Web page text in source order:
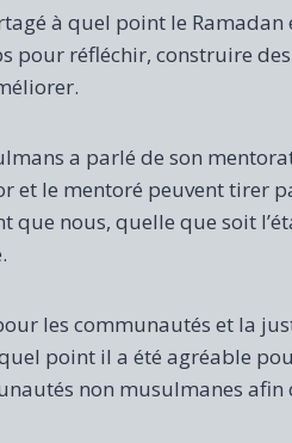
à quel point le
pour réfléchir, construire
a parlé de son
et le mentoré peuvent tirer
nous, quelle que soit
les communautés et la
point il a été agréable
non musulmanes afin